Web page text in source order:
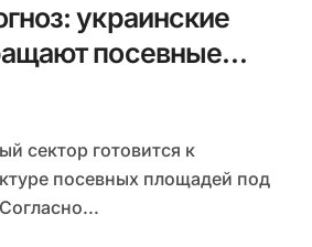
украинские
посевные
посевных площадей под